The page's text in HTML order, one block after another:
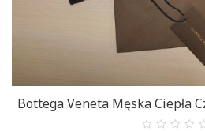
Bottega Veneta Męska Ciepła